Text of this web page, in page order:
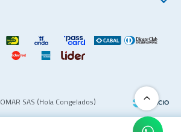
SAS (Hola Congelados)